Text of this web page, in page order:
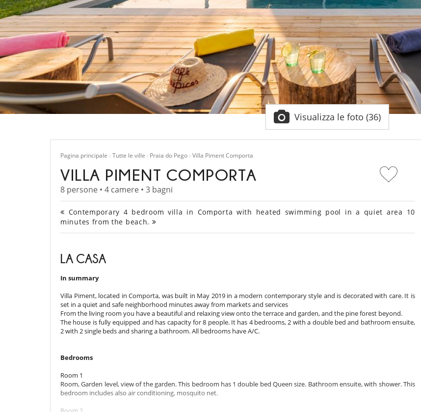
Visualizza le foto (36)
Pagina principale Tutte le ville Praia do Pego Villa Piment Comporta
VILLA PIMENT COMPORTA
8 persone • 4 camere • 3 bagni
Contemporary 4 bedroom villa in Comporta with heated swimming pool in a quiet area 10
minutes from the beach.
LA CASA
In summary
Villa Piment, located in Comporta, was built in May 2019 in a modern contemporary style and is decorated with care. It is
set in a quiet and safe neighborhood minutes away from markets and services
From the living room you have a beautiful and relaxing view onto the terrace and garden, and the pine forest beyond.
The house is fully equipped and has capacity for 8 people. It has 4 bedrooms, 2 with a double bed and bathroom ensuite,
2 with 2 single beds and sharing a bathroom. All bedrooms have A/C.
Bedrooms
Room 1
Room, Garden level, view of the garden. This bedroom has 1 double bed Queen size. Bathroom ensuite, with shower. This
bedroom includes also air conditioning, mosquito net.